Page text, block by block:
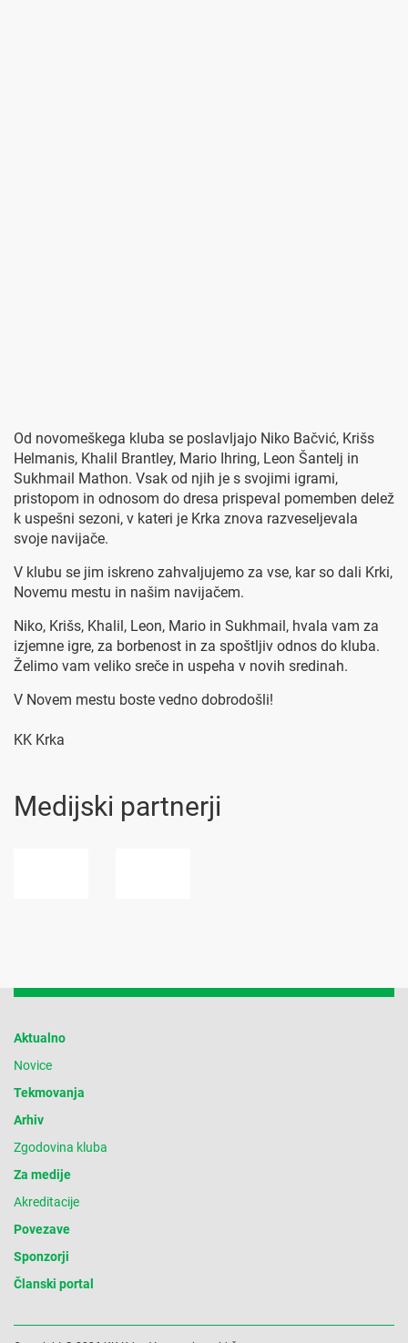
Od novomeškega kluba se poslavljajo Niko Bačvić, Krišs
Helmanis, Khalil Brantley, Mario Ihring, Leon Šantelj in
Sukhmail Mathon. Vsak od njih je s svojimi igrami,
pristopom in odnosom do dresa prispeval pomemben delež
k uspešni sezoni, v kateri je Krka znova razveseljevala
svoje navijače.
V klubu se jim iskreno zahvaljujemo za vse, kar so dali Krki,
Novemu mestu in našim navijačem.
Niko, Krišs, Khalil, Leon, Mario in Sukhmail, hvala vam za
izjemne igre, za borbenost in za spoštljiv odnos do kluba.
Želimo vam veliko sreče in uspeha v novih sredinah.
V Novem mestu boste vedno dobrodošli!
KK Krka
Medijski partnerji
Aktualno
Novice
Tekmovanja
Arhiv
Zgodovina kluba
Za medije
Akreditacije
Povezave
Sponzorji
Članski portal